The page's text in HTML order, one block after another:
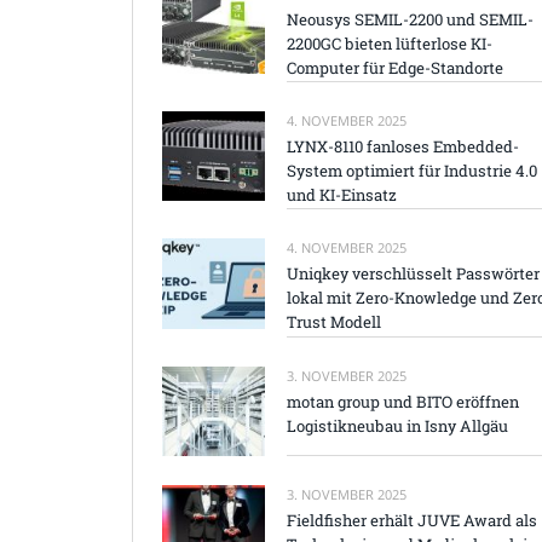
Neousys SEMIL-2200 und SEMIL-
2200GC bieten lüfterlose KI-
Computer für Edge-Standorte
4. NOVEMBER 2025
LYNX-8110 fanloses Embedded-
System optimiert für Industrie 4.0
und KI-Einsatz
4. NOVEMBER 2025
Uniqkey verschlüsselt Passwörter
lokal mit Zero-Knowledge und
Trust Modell
3. NOVEMBER 2025
motan group und BITO eröffnen
Logistikneubau in Isny Allgäu
3. NOVEMBER 2025
Fieldfisher erhält JUVE Award als